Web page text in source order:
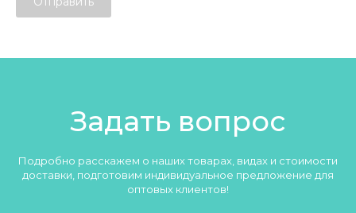
Задать вопрос
Подробно расскажем о наших товарах, видах и стоимости
доставки, подготовим индивидуальное предложение для
оптовых клиентов!